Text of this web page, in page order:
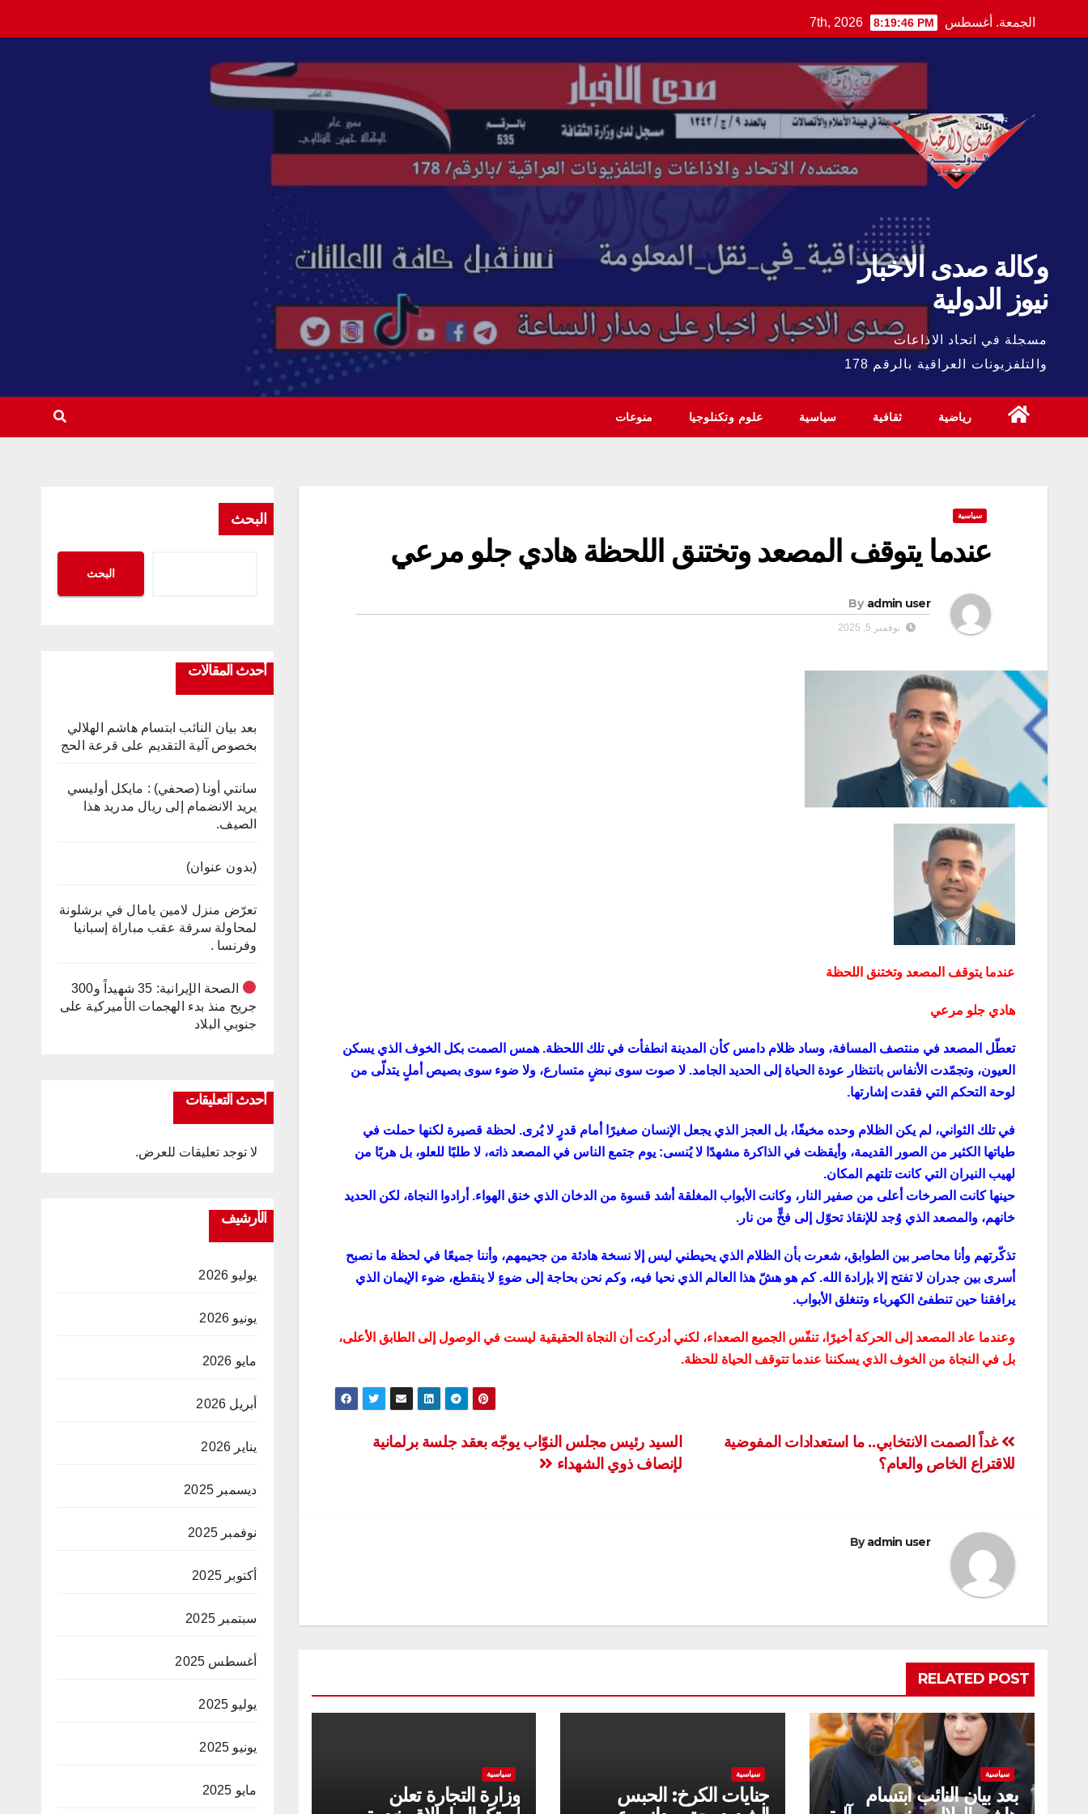
to
الجمعة. أغسطس 7th, 2026 8:19:47 PM
وكالة صدى الاخبار
نيوز الدولية
مسجلة في اتحاد الاذاعات
والتلفزيونات العراقية بالرقم 178
رياضية ثقافية سياسية علوم وتكنلوجيا منوعات
سياسية
عندما يتوقف المصعد وتختنق اللحظة هادي جلو مرعي
By admin user
نوفمبر 5, 2025
عندما يتوقف المصعد وتختنق اللحظة
هادي جلو مرعي
تعطّل المصعد في منتصف المسافة، وساد ظلام دامس كأن المدينة انطفأت في تلك اللحظة. همس الصمت بكل الخوف الذي يسكن
العيون، وتجمّدت الأنفاس بانتظار عودة الحياة إلى الحديد الجامد. لا صوت سوى نبضٍ متسارع، ولا ضوء سوى بصيص أملٍ يتدلّى من
لوحة التحكم التي فقدت إشارتها.
في تلك الثواني، لم يكن الظلام وحده مخيفًا، بل العجز الذي يجعل الإنسان صغيرًا أمام قدرٍ لا يُرى. لحظة قصيرة لكنها حملت في
طياتها الكثير من الصور القديمة، وأيقظت في الذاكرة مشهدًا لا يُنسى: يوم جتمع الناس في المصعد ذاته، لا طلبًا للعلو، بل هربًا من
لهيب النيران التي كانت تلتهم المكان.
حينها كانت الصرخات أعلى من صفير النار، وكانت الأبواب المغلقة أشد قسوة من الدخان الذي خنق الهواء. أرادوا النجاة، لكن الحديد
خانهم، والمصعد الذي وُجد للإنقاذ تحوّل إلى فخٍّ من نار.
تذكّرتهم وأنا محاصر بين الطوابق، شعرت بأن الظلام الذي يحيطني ليس إلا نسخة هادئة من جحيمهم، وأننا جميعًا في لحظة ما نصبح
أسرى بين جدران لا تفتح إلا بإرادة الله. كم هو هشّ هذا العالم الذي نحيا فيه، وكم نحن بحاجة إلى ضوءٍ لا ينقطع، ضوء الإيمان الذي
يرافقنا حين تنطفئ الكهرباء وتنغلق الأبواب.
وعندما عاد المصعد إلى الحركة أخيرًا، تنفّس الجميع الصعداء، لكني أدركت أن النجاة الحقيقية ليست في الوصول إلى الطابق الأعلى،
بل في النجاة من الخوف الذي يسكننا عندما تتوقف الحياة للحظة.
تصفّح
المقالات
السيد رئيس مجلس النوّاب يوجّه بعقد جلسة برلمانية
لإنصاف ذوي الشهداء
غداً الصمت الانتخابي.. ما استعدادات المفوضية
للاقتراع الخاص والعام؟
Byadmin user
RELATED POST
سياسية
بعد بيان النائب ابتسام
سياسية
جنايات الكرخ: الحبس
سياسية
وزارة التجارة تعلن
البحث
البحث
أحدث المقالات
بعد بيان النائب ابتسام هاشم الهلالي
بخصوص آلية التقديم على قرعة الحج
سانتي أونا (صحفي) : مايكل أوليسي
يريد الانضمام إلى ريال مدريد هذا
الصيف.
(بدون عنوان)
تعرّض منزل لامين يامال في برشلونة
لمحاولة سرقة عقب مباراة إسبانيا
وفرنسا .
الصحة الإيرانية: 35 شهيداً و300
جريح منذ بدء الهجمات الأميركية على
جنوبي البلاد
أحدث التعليقات
لا توجد تعليقات للعرض.
الأرشيف
يوليو 2026
يونيو 2026
مايو 2026
أبريل 2026
يناير 2026
ديسمبر 2025
نوفمبر 2025
أكتوبر 2025
سبتمبر 2025
أغسطس 2025
يوليو 2025
يونيو 2025
مايو 2025